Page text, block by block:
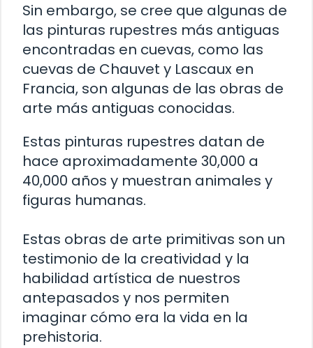
Sin embargo, se cree que algunas de
las pinturas rupestres más antiguas
encontradas en cuevas, como las
cuevas de Chauvet y Lascaux en
Francia, son algunas de las obras de
arte más antiguas conocidas.
Estas pinturas rupestres datan de
hace aproximadamente 30,000 a
40,000 años y muestran animales y
figuras humanas.
Estas obras de arte primitivas son un
testimonio de la creatividad y la
habilidad artística de nuestros
antepasados ​​y nos permiten
imaginar cómo era la vida en la
prehistoria.